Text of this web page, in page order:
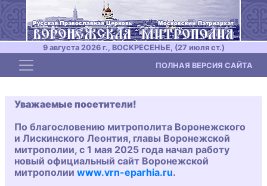
9 августа 2026 г., ВОСКРЕСЕНЬЕ, (27 июля ст.)
Toggle navigation ПОЛНАЯ ВЕРСИЯ САЙТА
Уважаемые посетители!
По благословению митрополита Воронежского
и Лискинского Леонтия, главы Воронежской
митрополии, с 1 мая 2025 года начал работу
новый официальный сайт Воронежской
митрополии www.vrn-eparhia.ru.